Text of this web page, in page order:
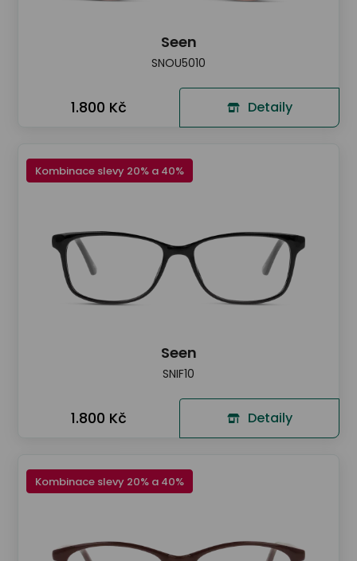
Seen
SNOU5010
1.800 Kč Detaily
Kombinace slevy 20% a 40%
Seen
SNIF10
1.800 Kč Detaily
Kombinace slevy 20% a 40%